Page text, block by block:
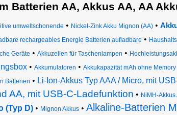
Batterien AA, Akkus AA, AA
umweltschonende • Nickel-Zink Akku Mignon (AA)•
rechargeables Energie Batterien aufladbare •
Geräte • Akkuzellen für Taschenlampen •
• Akkumulatoren • Akkukapazität mAh ohne
Batterien • Li-Ion-Akkus Typ AAA / Micro, mit
AA, mit USB-C-Ladefunktion • NiMH-Akkus
(Typ D)• Mignon Akkus• Alkaline-Batterien